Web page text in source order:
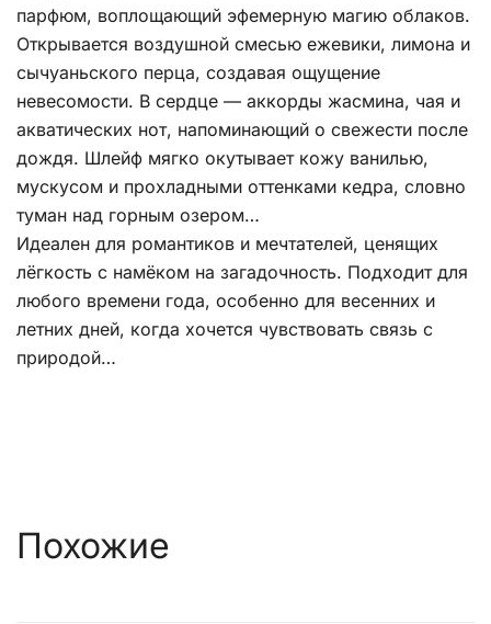
парфюм, воплощающий эфемерную магию облаков.
Открывается воздушной смесью ежевики, лимона и
сычуаньского перца, создавая ощущение
невесомости. В сердце — аккорды жасмина, чая и
акватических нот, напоминающий о свежести после
дождя. Шлейф мягко окутывает кожу ванилью,
мускусом и прохладными оттенками кедра, словно
туман над горным озером…
Идеален для романтиков и мечтателей, ценящих
лёгкость с намёком на загадочность. Подходит для
любого времени года, особенно для весенних и
летних дней, когда хочется чувствовать связь с
природой…
Похожие